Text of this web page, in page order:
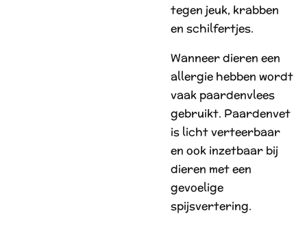
tegen jeuk, krabben
en schilfertjes.
Wanneer dieren een
allergie hebben wordt
vaak paardenvlees
gebruikt. Paardenvet
is licht verteerbaar
en ook inzetbaar bij
dieren met een
gevoelige
spijsvertering.